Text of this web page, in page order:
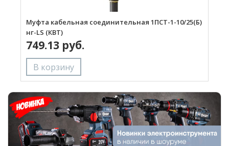
Муфта кабельная соединительная 1ПСТ-1-10/25(Б)
нг-LS (КВТ)
749.13 руб.